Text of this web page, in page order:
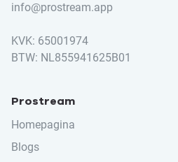
info@prostream.app
KVK: 65001974
BTW: NL855941625B01
Prostream
Homepagina
Blogs